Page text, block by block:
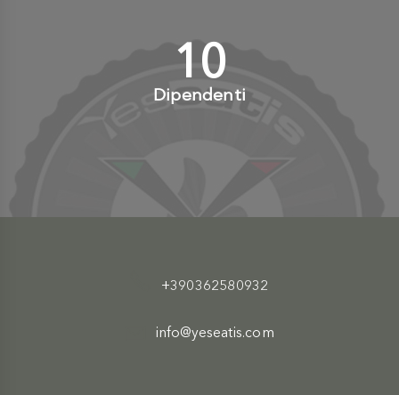
10+
Dipendenti
+390362580932
info@yeseatis.com